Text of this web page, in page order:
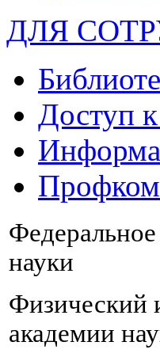
ДЛЯ
Доступ
Профком
науки
Физический
академии